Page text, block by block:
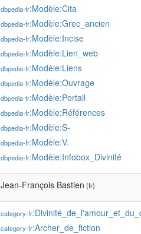
dbpedia-fr:Modèle:Cita
dbpedia-fr:Modèle:Grec_ancien
dbpedia-fr:Modèle:Incise
dbpedia-fr:Modèle:Lien_web
dbpedia-fr:Modèle:Liens
dbpedia-fr:Modèle:Ouvrage
dbpedia-fr:Modèle:Portail
dbpedia-fr:Modèle:Références
dbpedia-fr:Modèle:S-
dbpedia-fr:Modèle:V.
dbpedia-fr:Modèle:Infobox_Divinité
Jean-François Bastien (fr)
category-fr
category-fr:Archer_de_fiction